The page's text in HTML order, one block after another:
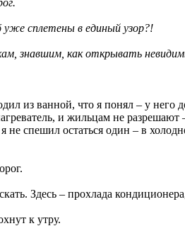
сплетены в единый узор?!
знавшим, как открывать
из ванной, что я понял – у него
и жильцам не
не спешил остаться один – в
Здесь – прохлада
к утру.